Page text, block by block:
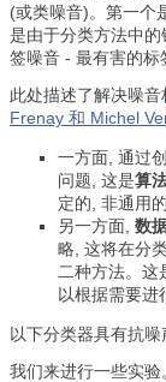
(或类噪音)。第一个
是由于分类方法中
签噪音 - 最有害的标
此处描述了解决噪
Frenay 和 Michel
一方面, 通过
问题, 这是算
定的, 非通用
另一方面, 数
略, 这将在分
二种方法。这
以根据需要进
以下分类器具有抗噪
我们来进行一些实